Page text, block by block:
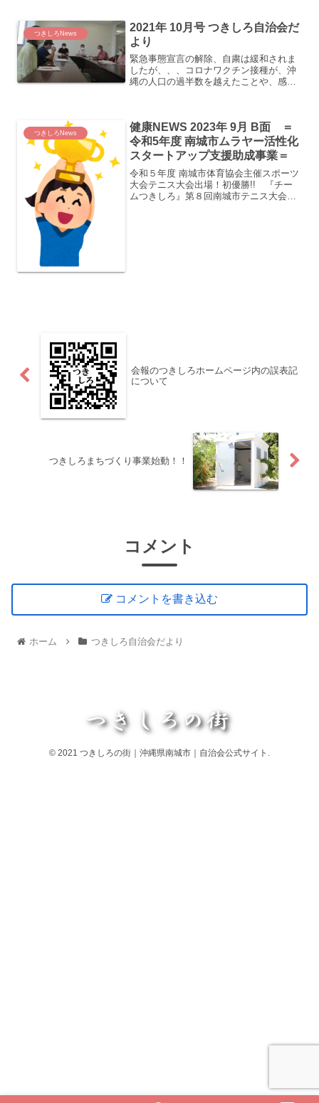
つきしろNews
2021年 10月号 つきしろ自治会だ
より
緊急事態宣言の解除、自粛は緩和されま
したが、、、コロナワクチン接種が、沖
縄の人口の過半数を越えたことや、感染
後の対策や活動について議...
つきしろNews
健康NEWS 2023年 9月 B面 ＝
令和5年度 南城市ムラヤー活性化
スタートアップ支援助成事業＝
令和５年度 南城市体育協会主催スポーツ
大会テニス大会出場！初優勝!! 『チー
ムつきしろ』第８回南城市テニス大会が
会報のつきしろホームページ内の誤表記
について
つきしろまちづくり事業始動！！
コメント
コメントを書き込む
ホーム つきしろ自治会だより
© 2021 つきしろの街｜沖縄県南城市｜自治会公式サイト.